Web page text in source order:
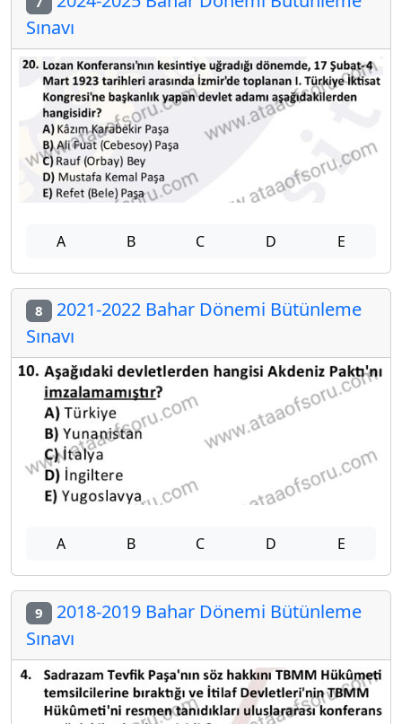
Sınavı
A B C D E
8 2021-2022 Bahar Dönemi Bütünleme
Sınavı
A B C D E
9 2018-2019 Bahar Dönemi Bütünleme
Sınavı